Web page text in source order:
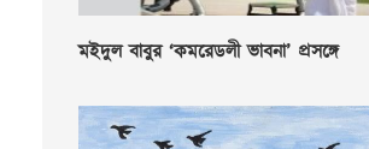
মইদুল বাবুর ‘কমরেডলী ভাবনা’ প্রসঙ্গে